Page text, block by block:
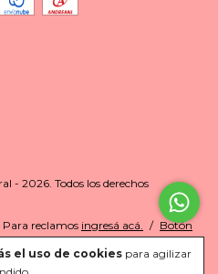
el uso de cookies para agilizar
- 2026. Todos los derechos
Para reclamos ingresá acá. / Botón